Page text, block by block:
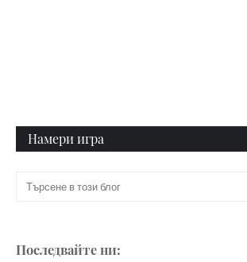
Намери игра
Последвайте ни: